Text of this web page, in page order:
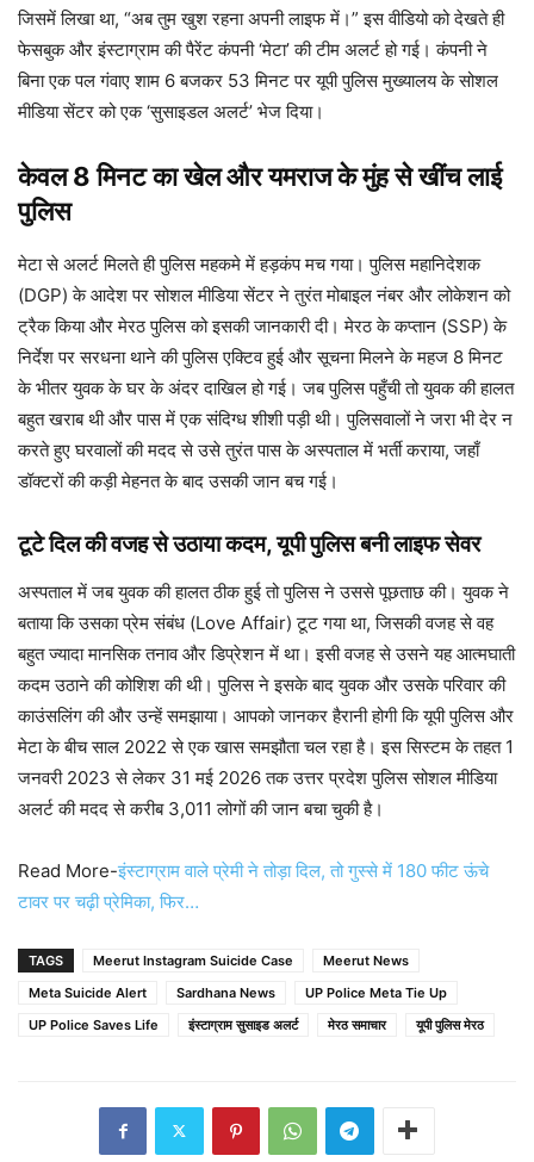
जिसमें लिखा था, “अब तुम खुश रहना अपनी लाइफ में।” इस वीडियो को देखते ही
फेसबुक और इंस्टाग्राम की पैरेंट कंपनी ‘मेटा’ की टीम अलर्ट हो गई। कंपनी ने
बिना एक पल गंवाए शाम 6 बजकर 53 मिनट पर यूपी पुलिस मुख्यालय के सोशल
मीडिया सेंटर को एक ‘सुसाइडल अलर्ट’ भेज दिया।
केवल 8 मिनट का खेल और यमराज के मुंह से खींच लाई
पुलिस
मेटा से अलर्ट मिलते ही पुलिस महकमे में हड़कंप मच गया। पुलिस महानिदेशक
(DGP) के आदेश पर सोशल मीडिया सेंटर ने तुरंत मोबाइल नंबर और लोकेशन को
ट्रैक किया और मेरठ पुलिस को इसकी जानकारी दी। मेरठ के कप्तान (SSP) के
निर्देश पर सरधना थाने की पुलिस एक्टिव हुई और सूचना मिलने के महज 8 मिनट
के भीतर युवक के घर के अंदर दाखिल हो गई। जब पुलिस पहुँची तो युवक की हालत
बहुत खराब थी और पास में एक संदिग्ध शीशी पड़ी थी। पुलिसवालों ने जरा भी देर न
करते हुए घरवालों की मदद से उसे तुरंत पास के अस्पताल में भर्ती कराया, जहाँ
डॉक्टरों की कड़ी मेहनत के बाद उसकी जान बच गई।
टूटे दिल की वजह से उठाया कदम, यूपी पुलिस बनी लाइफ सेवर
अस्पताल में जब युवक की हालत ठीक हुई तो पुलिस ने उससे पूछताछ की। युवक ने
बताया कि उसका प्रेम संबंध (Love Affair) टूट गया था, जिसकी वजह से वह
बहुत ज्यादा मानसिक तनाव और डिप्रेशन में था। इसी वजह से उसने यह आत्मघाती
कदम उठाने की कोशिश की थी। पुलिस ने इसके बाद युवक और उसके परिवार की
काउंसलिंग की और उन्हें समझाया। आपको जानकर हैरानी होगी कि यूपी पुलिस और
मेटा के बीच साल 2022 से एक खास समझौता चल रहा है। इस सिस्टम के तहत 1
जनवरी 2023 से लेकर 31 मई 2026 तक उत्तर प्रदेश पुलिस सोशल मीडिया
अलर्ट की मदद से करीब 3,011 लोगों की जान बचा चुकी है।
Read More-इंस्टाग्राम वाले प्रेमी ने तोड़ा दिल, तो गुस्से में 180 फीट ऊंचे
टावर पर चढ़ी प्रेमिका, फिर…
TAGS Meerut Instagram Suicide Case
Meerut News
Meta Suicide Alert
Sardhana News
UP Police Meta Tie Up
UP Police Saves Life
इंस्टाग्राम सुसाइड अलर्ट मेरठ समाचार यूपी पुलिस मेरठ